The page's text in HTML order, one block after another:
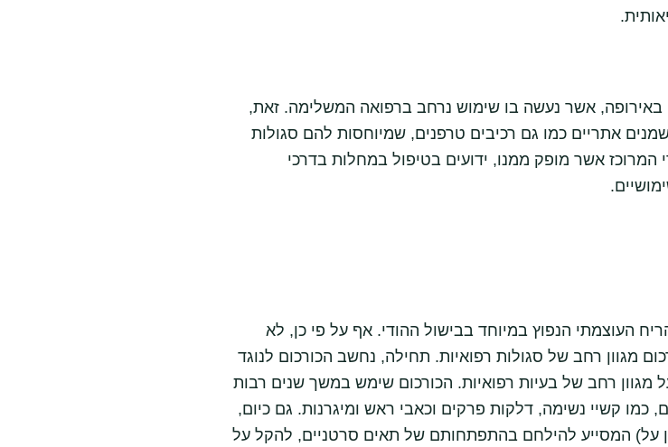
באירופה, אשר נעשה בו שימוש נרחב ברפואה המשלימה. זאת,
אתריים כמו גם רכיבים טרפנים, שמיוחסות להם סגולות
אשר מופק ממנו, ידועים בטיפול במחלות בדרכי
העוצמתי הנפוץ במיוחד בבישול ההודי. אף על פי כן, לא
מגוון רחב של סגולות רפואיות. תחילה, נחשב הכורכום לנוגד
רחב של בעיות רפואיות. הכורכום שימש במשך שנים רבות
כמו קשיי נשימה, דלקות פרקים וכאבי ראש ומיגרנות. גם כיום,
על) המסייע להילחם בהתפתחותם של תאים סרטניים, להקל על